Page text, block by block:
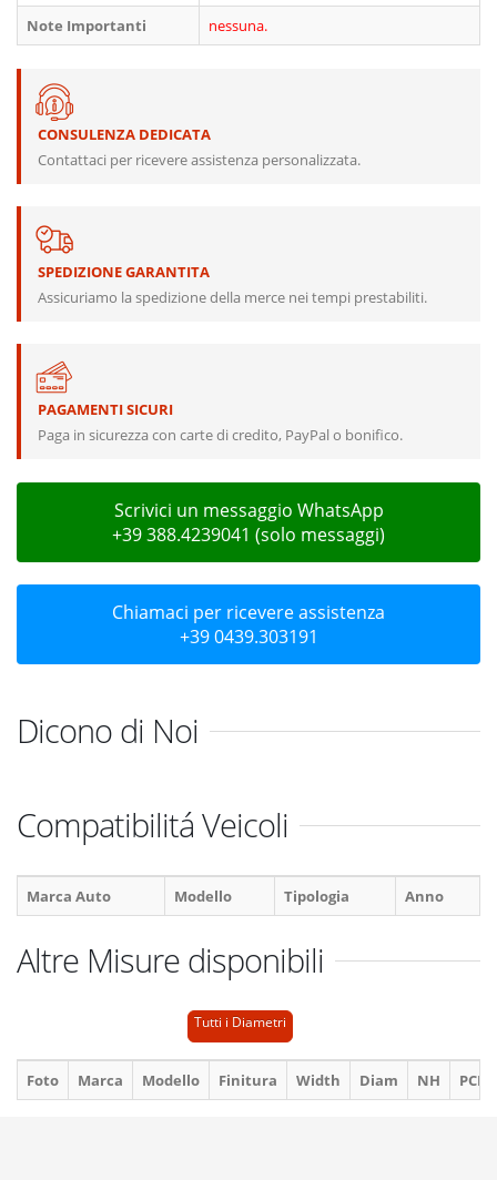
Note Importanti
nessuna.
CONSULENZA DEDICATA
Contattaci per ricevere assistenza personalizzata.
SPEDIZIONE GARANTITA
Assicuriamo la spedizione della merce nei tempi prestabiliti.
PAGAMENTI SICURI
Paga in sicurezza con carte di credito, PayPal o bonifico.
Scrivici un messaggio WhatsApp
+39 388.4239041 (solo messaggi)
Chiamaci per ricevere assistenza
+39 0439.303191
Dicono di Noi
Compatibilitá Veicoli
Marca Auto Modello Tipologia Anno
Altre Misure disponibili
Tutti i Diametri
Foto Marca Modello Finitura Width Diam NH PCD